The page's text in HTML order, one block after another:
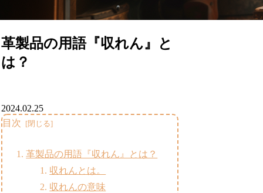
革製品の用語『収れん』と
は？
2024.02.25
目次
革製品の用語『収れん』とは？
収れんとは。
収れんの意味